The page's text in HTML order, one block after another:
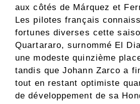
aux côtés de Márquez et
Les pilotes français
fortunes diverses cette
Quartararo, surnommé El
une modeste quinzième
tandis que Johann Zarco a
tout en restant optimiste
de développement de sa